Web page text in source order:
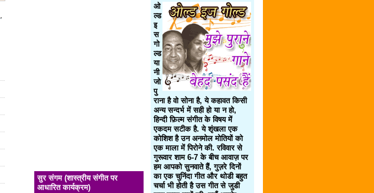
सुर संगम (शास्त्रीय संगीत पर
आधारित कार्यक्रम)
ओ
ल्ड
इ
स
गो
ल्ड
या
नी
जो
पु
राना है वो सोना है, ये कहावत किसी
अन्य सन्दर्भ में सही हो या न हो,
हिन्दी फ़िल्म संगीत के विषय में
एकदम सटीक है. ये शृंखला एक
कोशिश है उन अनमोल मोतियों को
एक माला में पिरोने की. रविवार से
गुरूवार शाम 6-7 के बीच आवाज़ पर
हम आपको सुनवाते हैं, गुज़रे दिनों
का एक चुनिंदा गीत और थोडी बहुत
चर्चा भी होती है उस गीत से जुडी